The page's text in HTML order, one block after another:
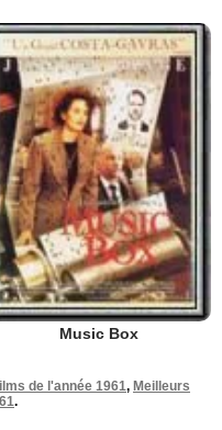
Music Box
de l'année 1961, Meilleurs
.